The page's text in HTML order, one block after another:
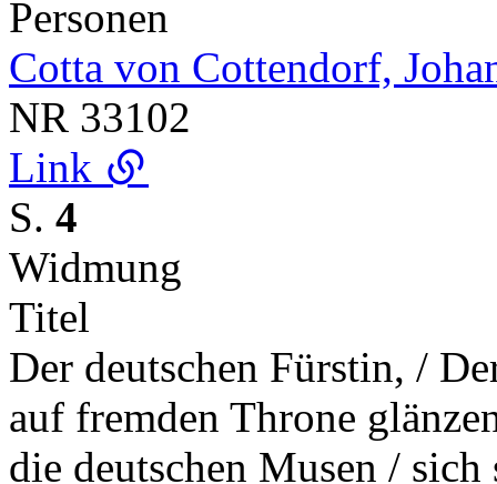
Personen
Cotta von Cottendorf,
NR 33102
Link
S. 4
Widmung
Titel
Der deutschen Fürstin, /
auf fremden Throne
die deutschen Musen /